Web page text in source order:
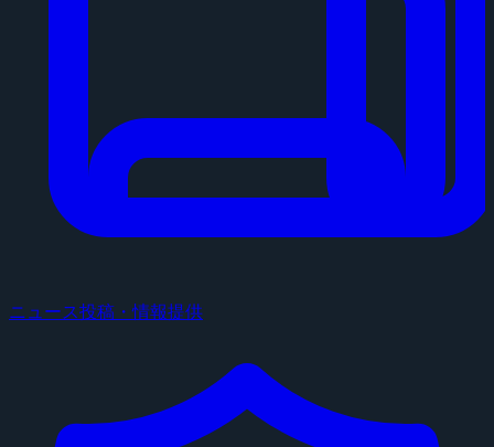
ニュース投稿・情報提供